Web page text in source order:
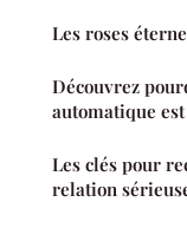
Les roses
Découvrez
automatique
Les clés pour
relation